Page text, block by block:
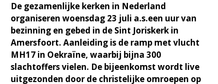
De gezamenlijke kerken in Nederland
organiseren woensdag 23 juli a.s.een uur van
bezinning en gebed in de Sint Joriskerk in
Amersfoort. Aanleiding is de ramp met vlucht
MH17 in Oekraïne, waarbij bijna 300
slachtoffers vielen. De bijeenkomst wordt live
uitgezonden door de christelijke omroepen op